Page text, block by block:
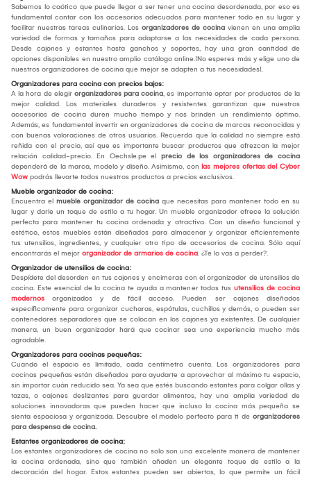
Sabemos lo caótico que puede llegar a ser tener una cocina desordenada, por eso es
fundamental contar con los accesorios adecuados para mantener todo en su lugar y
facilitar nuestras tareas culinarias. Los organizadores de cocina vienen en una amplia
variedad de formas y tamaños para adaptarse a las necesidades de cada persona.
Desde cajones y estantes hasta ganchos y soportes, hay una gran cantidad de
opciones disponibles en nuestro amplio catálogo online.¡No esperes más y elige uno de
nuestros organizadores de cocina que mejor se adapten a tus necesidades!.
Organizadores para cocina con precios bajos:
A la hora de elegir organizadores para cocina, es importante optar por productos de la
mejor calidad. Los materiales duraderos y resistentes garantizan que nuestros
accesorios de cocina duren mucho tiempo y nos brinden un rendimiento óptimo.
Además, es fundamental invertir en organizadores de cocina de marcas reconocidas y
con buenas valoraciones de otros usuarios. Recuerda que la calidad no siempre está
reñida con el precio, así que es importante buscar productos que ofrezcan la mejor
relación calidad-precio. En Oechsle.pe el precio de los organizadores de cocina
dependerá de la marca, modelo y diseño. Asimismo, con las mejores ofertas del Cyber
Wow podrás llevarte todos nuestros productos a precios exclusivos.
Mueble organizador de cocina:
Encuentra el mueble organizador de cocina que necesitas para mantener todo en su
lugar y darle un toque de estilo a tu hogar. Un mueble organizador ofrece la solución
perfecta para mantener tu cocina ordenada y atractiva. Con un diseño funcional y
estético, estos muebles están diseñados para almacenar y organizar eficientemente
tus utensilios, ingredientes, y cualquier otro tipo de accesorios de cocina. Sólo aquí
encontrarás el mejor organizador de armarios de cocina. ¿Te lo vas a perder?.
Organizador de utensilios de cocina:
Despídete del desorden en tus cajones y encimeras con el organizador de utensilios de
cocina. Este esencial de la cocina te ayuda a mantener todos tus utensilios de cocina
modernos organizados y de fácil acceso. Pueden ser cajones diseñados
específicamente para organizar cucharas, espátulas, cuchillos y demás, o pueden ser
contenedores separadores que se colocan en los cajones ya existentes. De cualquier
manera, un buen organizador hará que cocinar sea una experiencia mucho más
agradable.
Organizadores para cocinas pequeñas:
Cuando el espacio es limitado, cada centímetro cuenta. Los organizadores para
cocinas pequeñas están diseñados para ayudarte a aprovechar al máximo tu espacio,
sin importar cuán reducido sea. Ya sea que estés buscando estantes para colgar ollas y
tazas, o cajones deslizantes para guardar alimentos, hay una amplia variedad de
soluciones innovadoras que pueden hacer que incluso la cocina más pequeña se
sienta espaciosa y organizada. Descubre el modelo perfecto para ti de organizadores
para despensa de cocina.
Estantes organizadores de cocina:
Los estantes organizadores de cocina no solo son una excelente manera de mantener
la cocina ordenada, sino que también añaden un elegante toque de estilo a la
decoración del hogar. Estos estantes pueden ser abiertos, lo que permite un fácil